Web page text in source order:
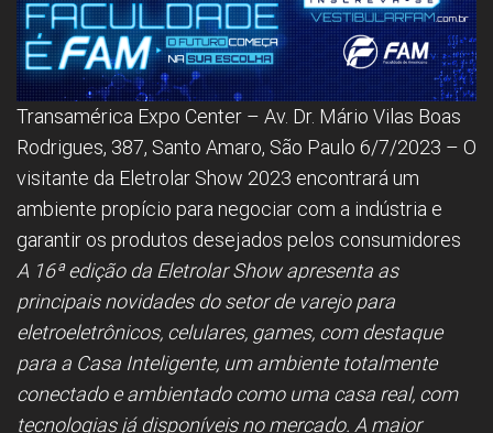
Transamérica Expo Center – Av. Dr. Mário Vilas Boas
Rodrigues, 387, Santo Amaro, São Paulo 6/7/2023 – O
visitante da Eletrolar Show 2023 encontrará um
ambiente propício para negociar com a indústria e
garantir os produtos desejados pelos consumidores
A 16ª edição da Eletrolar Show apresenta as
principais novidades do setor de varejo para
eletroeletrônicos, celulares, games, com destaque
para a Casa Inteligente, um ambiente totalmente
conectado e ambientado como uma casa real, com
tecnologias já disponíveis no mercado. A maior